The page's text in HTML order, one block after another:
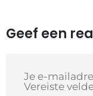
Geef een
Je e-
Vereiste